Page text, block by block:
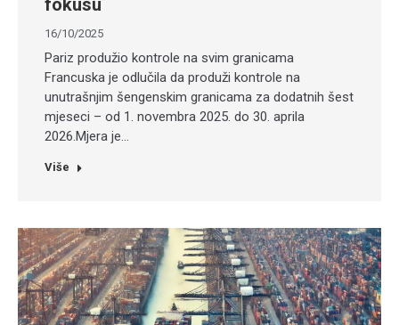
fokusu
16/10/2025
Pariz produžio kontrole na svim granicama
Francuska je odlučila da produži kontrole na
unutrašnjim šengenskim granicama za dodatnih šest
mjeseci – od 1. novembra 2025. do 30. aprila
2026.Mjera je…
Više